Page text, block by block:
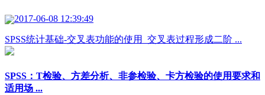
2017-06-08 12:39:49
SPSS统计基础-交叉表功能的使用 交叉表过程形成二阶 ...
SPSS：T检验、方差分析、非参检验、卡方检验的使用要求和
适用场 ...